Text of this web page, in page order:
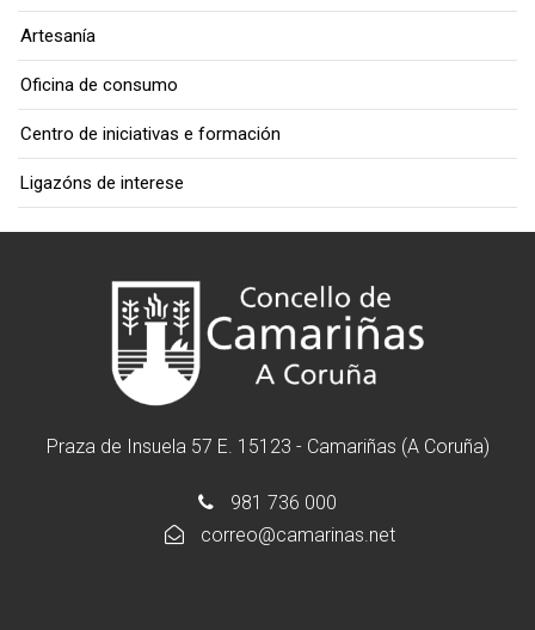
Artesanía
Oficina de consumo
Centro de iniciativas e formación
Ligazóns de interese
Praza de Insuela 57 E. 15123 - Camariñas (A Coruña)
981 736 000
correo@camarinas.net